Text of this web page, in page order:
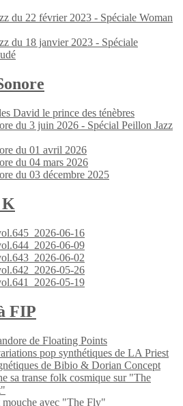
du 22 février 2023 - Spéciale Woman
du 18 janvier 2023 - Spéciale
David le prince des ténèbres
du 3 juin 2026 - Spécial Peillon Jazz
du 01 avril 2026
du 04 mars 2026
du 03 décembre 2025
K
06-16
06-09
06-02
05-26
05-19
FIP
de Floating Points
pop synthétiques de LA Priest
de Bibio & Dorian Concept
sa transe folk cosmique sur "The
mouche avec "The Fly"